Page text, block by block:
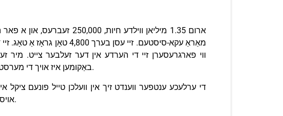
ארום 1.35 מיליאן ווילדע
ווי פארגרעסערן זיי די הערדע אין דער זעלבער צייט.
באַקומען איז אויך די מערסט שלעכט געענטפערטע אָנליין: ווען, פּונקט, זאָלט איר קומען זען די גרויסע ווילדע חיות מיגראַציע אין 2026.
די ערלעכע ענטפער ווענדט זיך אין וועלכן טייל פונעם ציקל
אויסערגעווענליך; און אויך נישט "די מיגראציע" אליין. אונטן איז וואס מיר זאגן אונזערע קליענטן איידער זיי בוקן.